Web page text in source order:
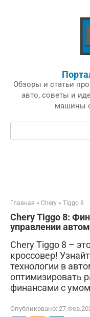
Обзоры и статьи
авто, советы и
машины
Поиск:
Главная » Chery » Tiggo 8
Chery Tiggo 8:
управлении
Chery Tiggo 8 –
кроссовер!
технологии в
оптимизировать
финансами с
Опубликовано: